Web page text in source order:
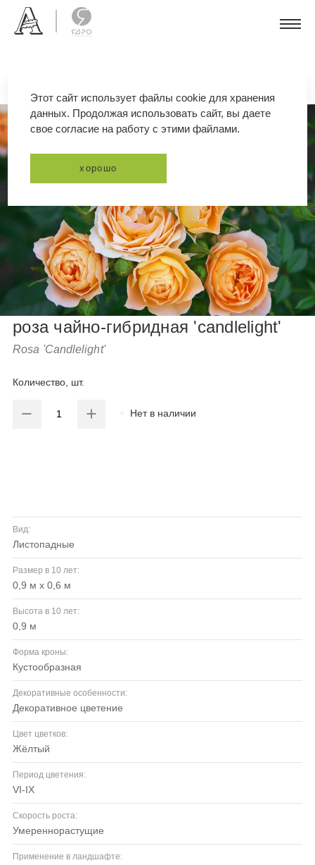
роза чайно-гибридная 'candlelight'
Rosa 'Candlelight'
Количество, шт.
Нет в наличии
Вид:
листопадные
Размер в 10 лет:
0,9 м х 0,6 м
Высота в 10 лет:
0,9 м
Форма кроны:
кустообразная
Декоративные особенности:
декоративное цветение
Цвет цветков:
жёлтый
Период цветения:
VI-IX
Скорость роста:
умереннорастущие
Применение в ландшафте:
Этот сайт использует файлы cookie для хранения
данных. Продолжая использовать сайт, вы даете
свое согласие на работу с этими файлами.
хорошо